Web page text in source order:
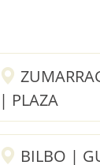
| PLAZA
BILBO |